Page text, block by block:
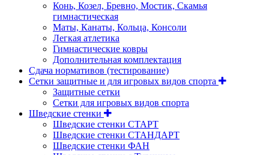
Конь, Козел, Бревно, Мостик, Скамья
гимнастическая
Маты, Канаты, Кольца, Консоли
Легкая атлетика
Гимнастические ковры
Дополнительная комплектация
Сдача нормативов (тестирование)
Сетки защитные и для игровых видов спорта
Защитные сетки
Сетки для игровых видов спорта
Шведские стенки
Шведские стенки СТАРТ
Шведские стенки СТАНДАРТ
Шведские стенки ФАН